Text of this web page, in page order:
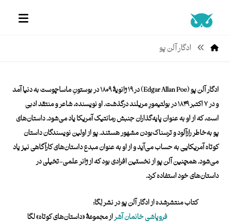
ادگار آلن پو
ادگار آلن پو ( Edgar Allan Poe)
در ۱۹ ژانویۀ ۱۸۰۹ در بوستونِ ماساچوست به دنیا آمد
و در ۷ اکتبر ۱۸۴۹ در بولتیمورِ مریلند درگذشت. او نویسنده، شاعر و منتقد ادبی
است، که از او به عنوان پایه‌گذاران جنبش رمانتیک آمریکا یاد می‌شود. داستان‌های
پو به‌خاطر رازآلود و ترسناک‌بودن مشهور هستند. پو از اولین نویسندگان داستان
کوتاه آمریکایی به حساب می‌آید و از او به عنوان مبدع داستان‌های کارآگاهی نیز یاد
می‌شود. همچنین آلن پو از نخستین افرادی بود که از ژانر علمی-‌تخیلی در
داستان‌های خود استفاده کرد.
کتاب‌ منتشرشده از ادگار آلن پو در نشر لِگا:
فروپاشی خانمان آشراز مجموعۀ «داستان‌های کوتاه» لگا